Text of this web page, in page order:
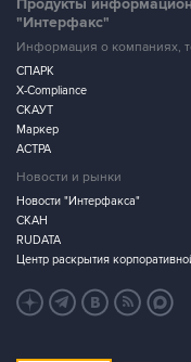
Продукты
"Интерфакс"
Информация о компаниях,
СПАРК
X-Compliance
СКАУТ
Маркер
АСТРА
Новости и рынки
Новости "Интерфакса"
СКАН
RUDATA
Центр раскрытия